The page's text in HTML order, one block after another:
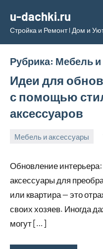
содержимому
u-dachki.ru
Стройка и Ремонт l Дом и
Рубрика: Мебель и
Идеи для
с помощью
аксессуаров
Мебель и аксессуары
Обновление интерьера:
аксессуары для
или квартира — это
своих хозяев. Иногда
могут […]